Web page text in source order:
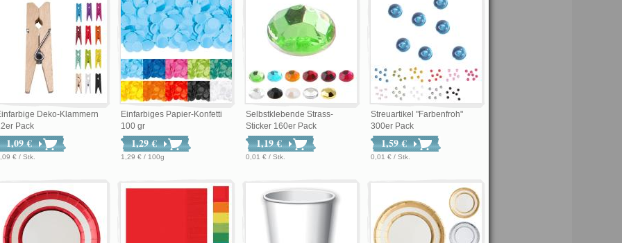
Deko-Klammern
Pack
1,09 €
€ / Stk.
Einfarbiges Papier-Konfetti
100 gr
1,29 €
1,29 € / 100g
Selbstklebende Strass-
Sticker 160er Pack
1,19 €
0,01 € / Stk.
Streuartikel "Farbenfroh"
300er Pack
1,59 €
0,01 € / Stk.